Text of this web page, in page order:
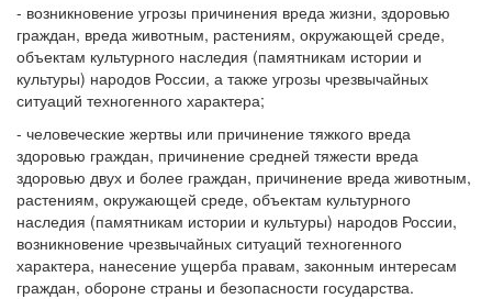
- возникновение угрозы причинения вреда жизни, здоровью
граждан, вреда животным, растениям, окружающей среде,
объектам культурного наследия (памятникам истории и
культуры) народов России, а также угрозы чрезвычайных
ситуаций техногенного характера;
- человеческие жертвы или причинение тяжкого вреда
здоровью граждан, причинение средней тяжести вреда
здоровью двух и более граждан, причинение вреда животным,
растениям, окружающей среде, объектам культурного
наследия (памятникам истории и культуры) народов России,
возникновение чрезвычайных ситуаций техногенного
характера, нанесение ущерба правам, законным интересам
граждан, обороне страны и безопасности государства.